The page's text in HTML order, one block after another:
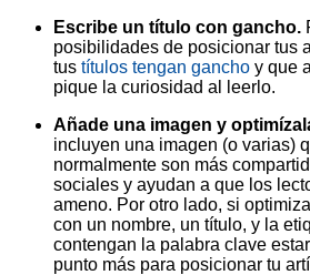
Escribe un título con gancho.
posibilidades de posicionar tus
tus títulos tengan gancho y que
pique la curiosidad al leerlo.
Añade una imagen y
incluyen una imagen (o varias)
normalmente son más
sociales y ayudan a que los
ameno. Por otro lado, si
con un nombre, un título, y la
contengan la palabra clave
punto más para posicionar tu